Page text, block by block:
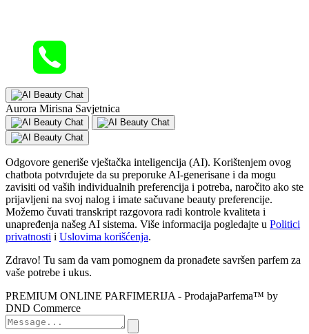
Aurora Mirisna Savjetnica
Odgovore generiše vještačka inteligencija (AI). Korištenjem ovog
chatbota potvrđujete da su preporuke AI-generisane i da mogu
zavisiti od vaših individualnih preferencija i potreba, naročito ako ste
prijavljeni na svoj nalog i imate sačuvane beauty preferencije.
Možemo čuvati transkript razgovora radi kontrole kvaliteta i
unapređenja našeg AI sistema. Više informacija pogledajte u Politici
privatnosti i Uslovima korišćenja.
Zdravo! Tu sam da vam pomognem da pronađete savršen parfem za
vaše potrebe i ukus.
PREMIUM ONLINE PARFIMERIJA - ProdajaParfema™ by
DND Commerce